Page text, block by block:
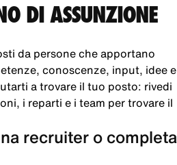
DI ASSUNZIONE
da persone che apportano
conoscenze, input, idee e
a trovare il tuo posto: rivedi
i reparti e i team per trovare il
recruiter o completa